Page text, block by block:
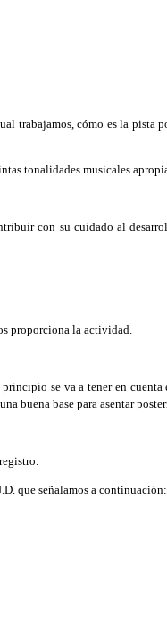
trabajamos, cómo es la pista
tonalidades musicales
con su cuidado al
proporciona la actividad.
se va a tener en
buena base para asentar
que señalamos a continuación: